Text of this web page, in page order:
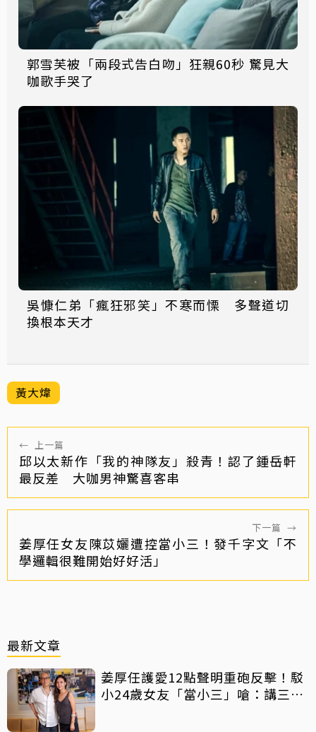
郭雪芙被「兩段式告白吻」狂親60秒 驚見大
咖歌手哭了
吳慷仁弟「瘋狂邪笑」不寒而慄 多聲道切
換根本天才
黃大煒
← 上一篇
邱以太新作「我的神隊友」殺青！認了鍾岳軒
最反差 大咖男神驚喜客串
下一篇 →
姜厚任女友陳苡孋遭控當小三！發千字文「不
學邏輯很難開始好好活」
最新文章
姜厚任護愛12點聲明重砲反擊！駁
小24歲女友「當小三」嗆：講三